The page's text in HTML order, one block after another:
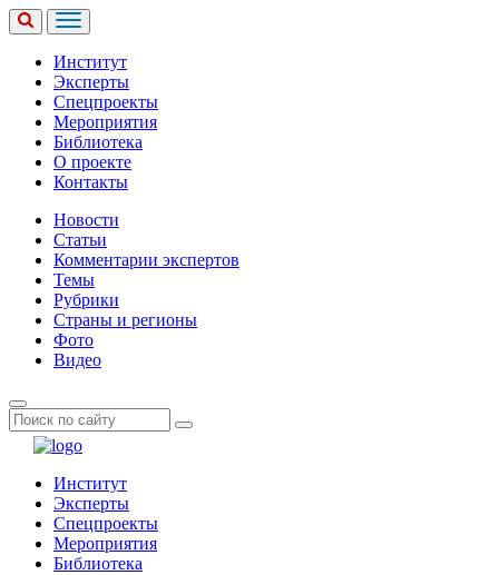
Институт
Эксперты
Спецпроекты
Мероприятия
Библиотека
О проекте
Контакты
Новости
Статьи
Комментарии экспертов
Темы
Рубрики
Страны и регионы
Фото
Видео
Институт
Эксперты
Спецпроекты
Мероприятия
Библиотека